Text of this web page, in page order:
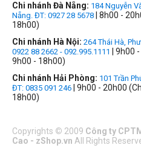
Chi nhánh Đà Nẵng: 184 Nguyễn
Nẵng. ĐT: 0927 28 5678 | 8h00 -
18h00)
Chi nhánh Hà Nội: 264 Thái Hà,
0922 88 2662 - 092.995.1111
| 9h00
9h00 - 18h00)
Chi nhánh Hải Phòng: 101 Trần
ĐT: 0835 091 246 | 9h00 - 20h00
18h00)
Copyrights © 2009 Công ty
Cao - zShop.vn All Rights